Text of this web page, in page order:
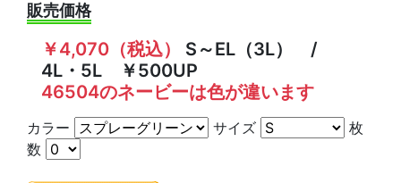
販売価格
￥4,070（税込）
S～EL（3L） /
4L・5L ￥500UP
46504のネービーは色が違います
カラー サイズ
枚
数